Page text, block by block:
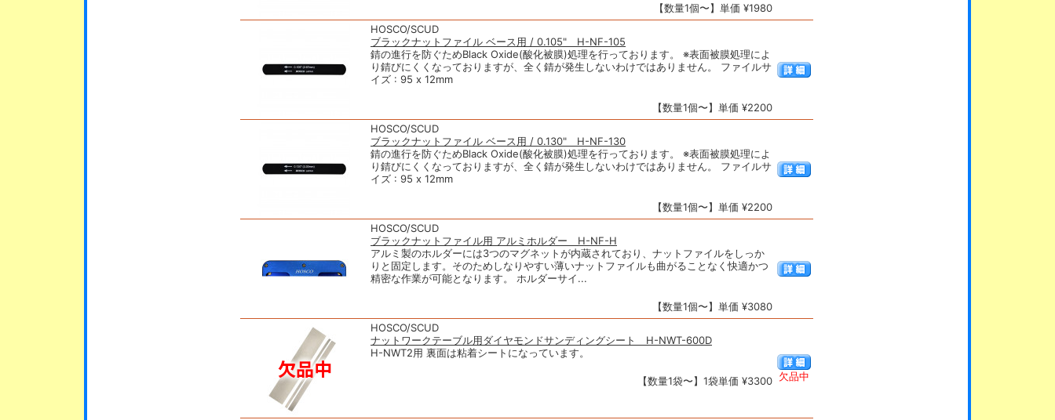
【数量1個〜】単価 ¥1980
HOSCO/SCUD
ブラックナットファイル ベース用 / 0.105" H-NF-105
錆の進行を防ぐためBlack Oxide(酸化被膜)処理を行っております。 ※表面被膜処理によ
り錆びにくくなっておりますが、全く錆が発生しないわけではありません。 ファイルサ
イズ : 95 x 12mm
【数量1個〜】単価 ¥2200
HOSCO/SCUD
ブラックナットファイル ベース用 / 0.130" H-NF-130
錆の進行を防ぐためBlack Oxide(酸化被膜)処理を行っております。 ※表面被膜処理によ
り錆びにくくなっておりますが、全く錆が発生しないわけではありません。 ファイルサ
イズ : 95 x 12mm
【数量1個〜】単価 ¥2200
HOSCO/SCUD
ブラックナットファイル用 アルミホルダー H-NF-H
アルミ製のホルダーには3つのマグネットが内蔵されており、ナットファイルをしっか
りと固定します。そのためしなりやすい薄いナットファイルも曲がることなく快適かつ
精密な作業が可能となります。 ホルダーサイ...
【数量1個〜】単価 ¥3080
HOSCO/SCUD
ナットワークテーブル用ダイヤモンドサンディングシート H-NWT-600D
H-NWT2用 裏面は粘着シートになっています。
【数量1袋〜】1袋単価 ¥3300 欠品中